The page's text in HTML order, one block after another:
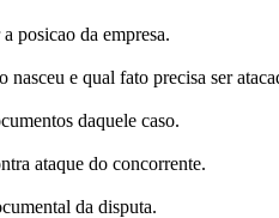
posicao da empresa.
e qual fato precisa ser
daquele caso.
ataque do concorrente.
da disputa.